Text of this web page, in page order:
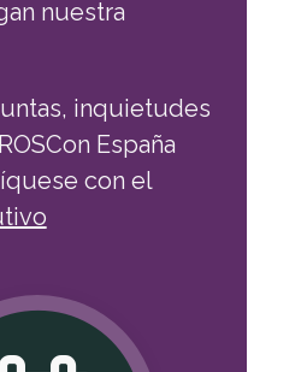
nuestra
inquietudes
España
con el